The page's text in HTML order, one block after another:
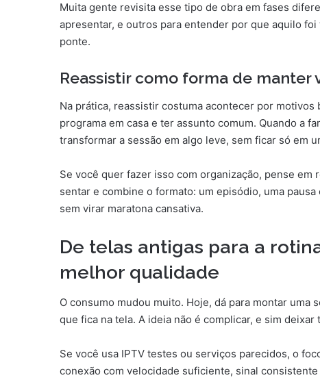
Muita gente revisita esse tipo de obra em fases
apresentar, e outros para entender por que aquilo
ponte.
Reassistir como forma de manter
Na prática, reassistir costuma acontecer por
programa em casa e ter assunto comum. Quando a
transformar a sessão em algo leve, sem ficar só em
Se você quer fazer isso com organização, pense
sentar e combine o formato: um episódio, uma
sem virar maratona cansativa.
De telas antigas para a
melhor qualidade
O consumo mudou muito. Hoje, dá para montar
que fica na tela. A ideia não é complicar, e sim
Se você usa IPTV testes ou serviços parecidos, o
conexão com velocidade suficiente, sinal